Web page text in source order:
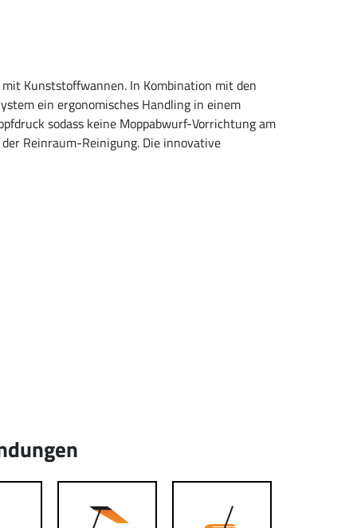
Kunststoffwannen. In Kombination mit den
ein ergonomisches Handling in einem
sodass keine Moppabwurf-Vorrichtung am
Reinraum-Reinigung. Die innovative